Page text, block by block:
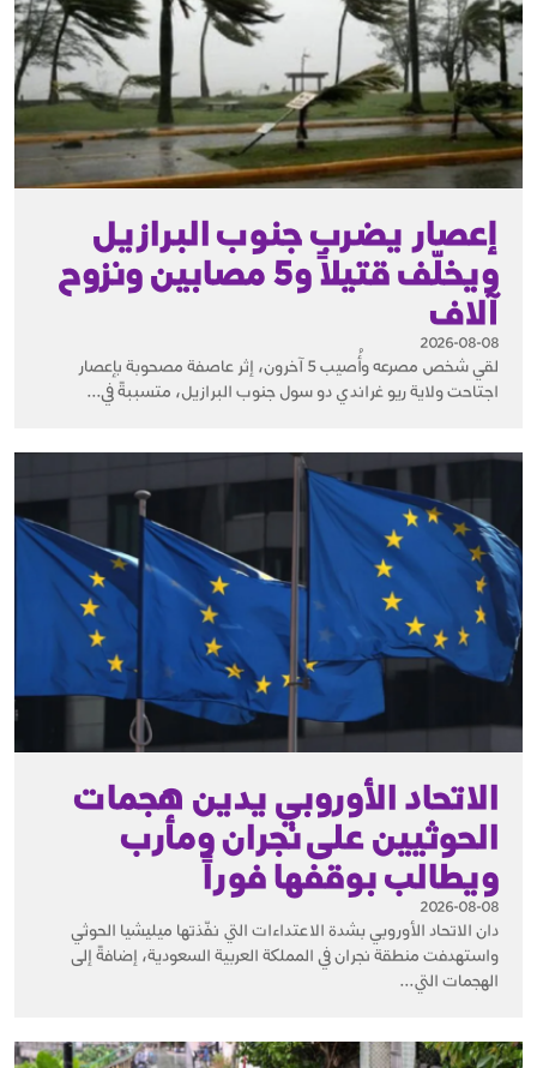
إعصار يضرب جنوب البرازيل
ويخلّف قتيلاً و5 مصابين ونزوح
آلاف
2026-08-08
لقي شخص مصرعه وأُصيب 5 آخرون، إثر عاصفة مصحوبة بإعصار
اجتاحت ولاية ريو غراندي دو سول جنوب البرازيل، متسببةً في...
الاتحاد الأوروبي يدين هجمات
الحوثيين على نجران ومأرب
ويطالب بوقفها فوراً
2026-08-08
دان الاتحاد الأوروبي بشدة الاعتداءات التي نفّذتها ميليشيا الحوثي
واستهدفت منطقة نجران في المملكة العربية السعودية، إضافةً إلى
الهجمات التي...